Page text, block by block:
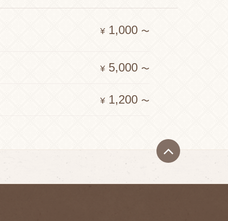
¥ 1,000 〜
¥ 5,000 〜
¥ 1,200 〜